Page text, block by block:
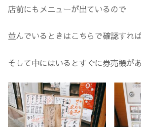
店前にもメニューが出ているので
並んでいるときはこちらで確認すれば
そして中にはいるとすぐに券売機があ